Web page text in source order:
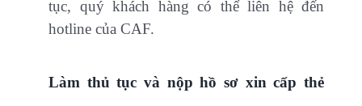
tục, quý khách hàng có thể liên hệ đến
hotline của CAF.
Làm thủ tục và nộp hồ sơ xin cấp thẻ